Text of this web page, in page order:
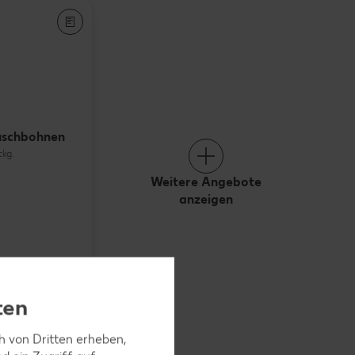
Weitere Angebote
anzeigen
von Dritten erheben,